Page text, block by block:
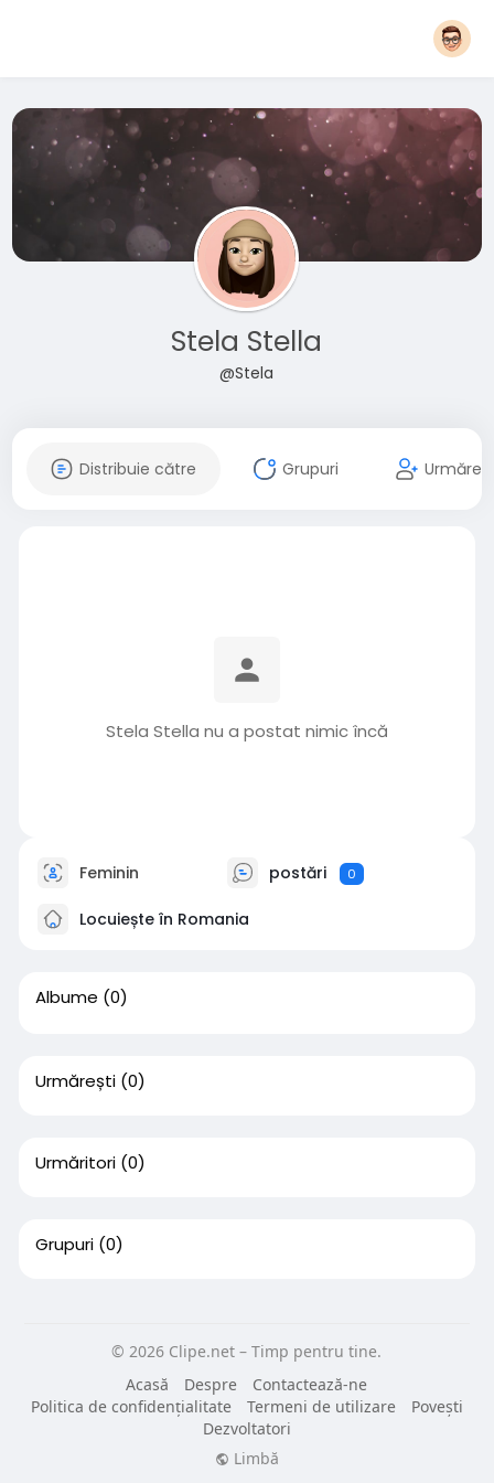
Stela Stella
@Stela
Distribuie către Grupuri
Stela Stella nu a postat nimic încă
Feminin postări 0
Locuiește în Romania
Albume (0)
Urmărești (0)
Urmăritori (0)
Grupuri (0)
© 2026 Clipe.net – Timp pentru tine.
Acasă
Despre
Contactează-ne
Politica de confidențialitate
Termeni de utilizare
Povești
Dezvoltatori
Limbă